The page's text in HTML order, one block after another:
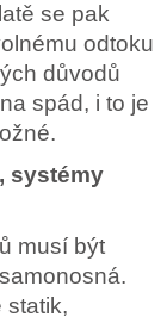
se pak
odtoku
důvodů
spád, i to je
systémy
musí být
statik,